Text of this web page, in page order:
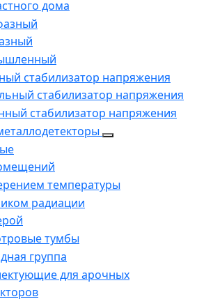
дома
стабилизатор напряжения
стабилизатор напряжения
стабилизатор напряжения
температуры
радиации
тумбы
группа
для арочных